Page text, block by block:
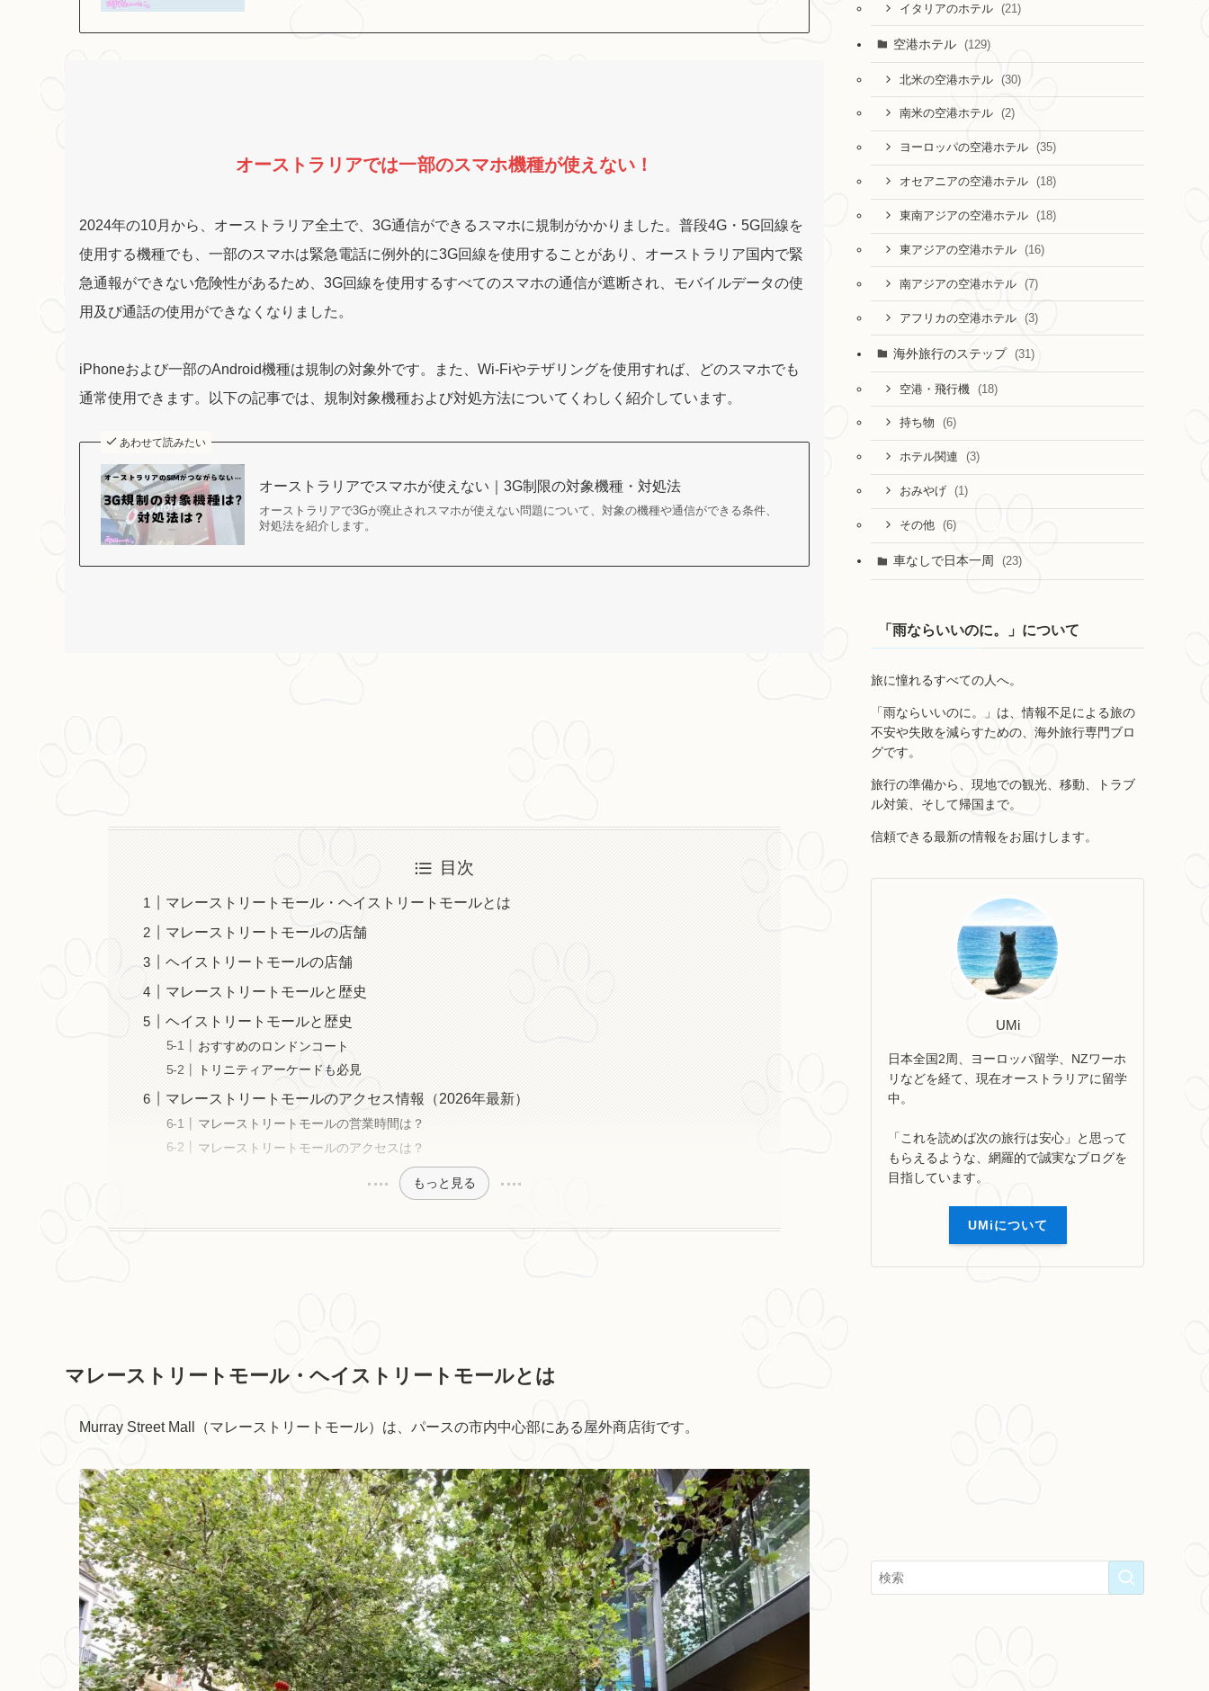
オーストラリアでは一部のスマホ機種が使えない！
2024年の10月から、オーストラリア全土で、3G通信ができるスマホに規制がかかりました。普段4G・5G回線を
使用する機種でも、一部のスマホは緊急電話に例外的に3G回線を使用することがあり、オーストラリア国内で緊
急通報ができない危険性があるため、3G回線を使用するすべてのスマホの通信が遮断され、モバイルデータの使
用及び通話の使用ができなくなりました。
iPhoneおよび一部のAndroid機種は規制の対象外です。また、Wi-Fiやテザリングを使用すれば、どのスマホでも
通常使用できます。以下の記事では、規制対象機種および対処方法についてくわしく紹介しています。
あわせて読みたい
オーストラリアでスマホが使えない｜3G制限の対象機種・対処法
オーストラリアで3Gが廃止されスマホが使えない問題について、対象の機種や通信ができる条件、
対処法を紹介します。
目次
マレーストリートモール・ヘイストリートモールとは
マレーストリートモールの店舗
ヘイストリートモールの店舗
マレーストリートモールと歴史
ヘイストリートモールと歴史
おすすめのロンドンコート
トリニティアーケードも必見
マレーストリートモールのアクセス情報（2026年最新）
マレーストリートモールの営業時間は？
マレーストリートモールのアクセスは？
もっと見る
マレーストリートモール・ヘイストリートモールとは
Murray Street Mall（マレーストリートモール）は、パースの市内中心部にある屋外商店街です。
イタリアのホテル (21)
空港ホテル (129)
北米の空港ホテル (30)
南米の空港ホテル (2)
ヨーロッパの空港ホテル (35)
オセアニアの空港ホテル (18)
東南アジアの空港ホテル (18)
東アジアの空港ホテル (16)
南アジアの空港ホテル (7)
アフリカの空港ホテル (3)
海外旅行のステップ (31)
空港・飛行機 (18)
持ち物 (6)
ホテル関連 (3)
おみやげ (1)
その他 (6)
車なしで日本一周 (23)
「雨ならいいのに。」について
旅に憧れるすべての人へ。
「雨ならいいのに。」は、情報不足による旅の
不安や失敗を減らすための、海外旅行専門ブロ
グです。
旅行の準備から、現地での観光、移動、トラブ
ル対策、そして帰国まで。
信頼できる最新の情報をお届けします。
UMi
日本全国2周、ヨーロッパ留学、NZワーホ
リなどを経て、現在オーストラリアに留学
中。
「これを読めば次の旅行は安心」と思って
もらえるような、網羅的で誠実なブログを
目指しています。
UMiについて